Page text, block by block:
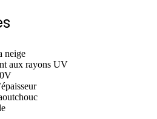
neige
aux rayons UV